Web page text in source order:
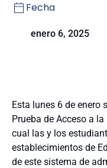
Fecha
enero 6, 2025
Esta lunes 6 de enero
Prueba de Acceso a
cual las y los
establecimientos de
de este sistema de